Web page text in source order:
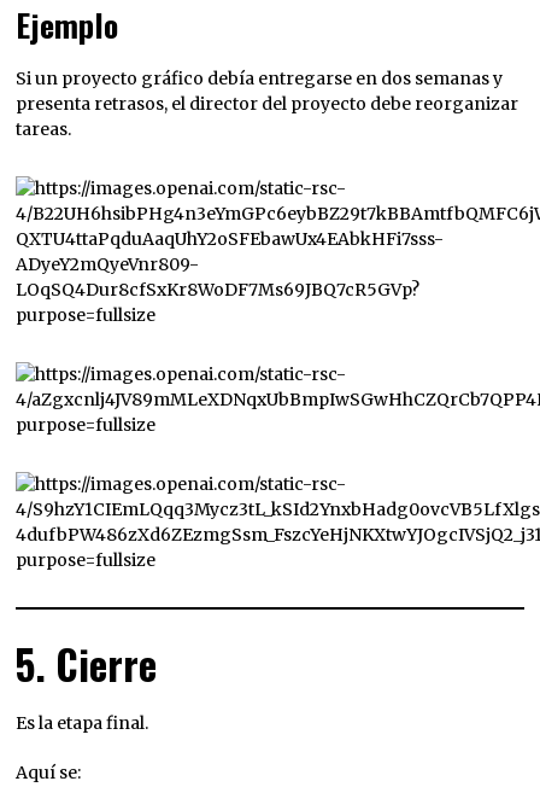
Ejemplo
Si un proyecto gráfico debía entregarse en dos semanas y
presenta retrasos, el director del proyecto debe reorganizar
tareas.
5. Cierre
Es la etapa final.
Aquí se: